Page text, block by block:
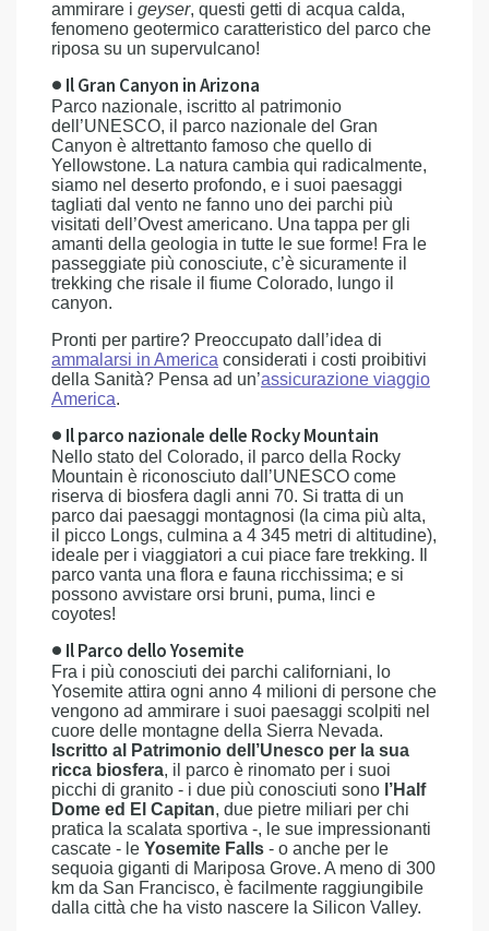
ammirare i geyser, questi getti di acqua calda,
fenomeno geotermico caratteristico del parco che
riposa su un supervulcano!
● Il Gran Canyon in Arizona
Parco nazionale, iscritto al patrimonio
dell’UNESCO, il parco nazionale del Gran
Canyon è altrettanto famoso che quello di
Yellowstone. La natura cambia qui radicalmente,
siamo nel deserto profondo, e i suoi paesaggi
tagliati dal vento ne fanno uno dei parchi più
visitati dell’Ovest americano. Una tappa per gli
amanti della geologia in tutte le sue forme! Fra le
passeggiate più conosciute, c’è sicuramente il
trekking che risale il fiume Colorado, lungo il
canyon.
Pronti per partire? Preoccupato dall’idea di
ammalarsi in America considerati i costi proibitivi
della Sanità? Pensa ad un’assicurazione viaggio
America.
● Il parco nazionale delle Rocky Mountain
Nello stato del Colorado, il parco della Rocky
Mountain è riconosciuto dall’UNESCO come
riserva di biosfera dagli anni 70. Si tratta di un
parco dai paesaggi montagnosi (la cima più alta,
il picco Longs, culmina a 4 345 metri di altitudine),
ideale per i viaggiatori a cui piace fare trekking. Il
parco vanta una flora e fauna ricchissima; e si
possono avvistare orsi bruni, puma, linci e
coyotes!
● Il Parco dello Yosemite
Fra i più conosciuti dei parchi californiani, lo
Yosemite attira ogni anno 4 milioni di persone che
vengono ad ammirare i suoi paesaggi scolpiti nel
cuore delle montagne della Sierra Nevada.
Iscritto al Patrimonio dell’Unesco per la sua
ricca biosfera, il parco è rinomato per i suoi
picchi di granito - i due più conosciuti sono l’Half
Dome ed El Capitan, due pietre miliari per chi
pratica la scalata sportiva -, le sue impressionanti
cascate - le Yosemite Falls - o anche per le
sequoia giganti di Mariposa Grove. A meno di 300
km da San Francisco, è facilmente raggiungibile
dalla città che ha visto nascere la Silicon Valley.